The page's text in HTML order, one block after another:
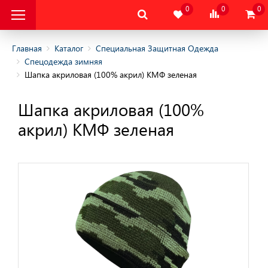
Защитная
Защитная
0 0 0
Главная Каталог
Специальная Защитная Одежда
Спецодежда зимняя
Шапка акриловая (100% акрил) КМФ зеленая
Шапка акриловая (100%
акрил) КМФ зеленая